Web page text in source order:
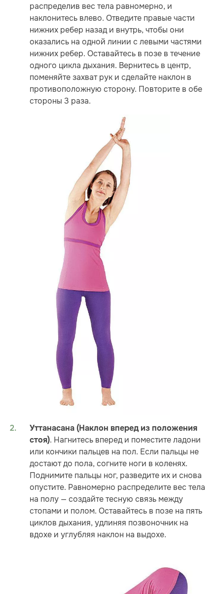
распределив вес тела равномерно, и
наклонитесь влево. Отведите правые части
нижних ребер назад и внутрь, чтобы они
оказались на одной линии с левыми частями
нижних ребер. Оставайтесь в позе в течение
одного цикла дыхания. Вернитесь в центр,
поменяйте захват рук и сделайте наклон в
противоположную сторону. Повторите в обе
стороны 3 раза.
Уттанасана (Наклон вперед из положения
стоя). Нагнитесь вперед и поместите ладони
или кончики пальцев на пол. Если пальцы не
достают до пола, согните ноги в коленях.
Поднимите пальцы ног, разведите их и снова
опустите. Равномерно распределите вес тела
на полу — создайте тесную связь между
стопами и полом. Оставайтесь в позе на пять
циклов дыхания, удлиняя позвоночник на
вдохе и углубляя наклон на выдохе.